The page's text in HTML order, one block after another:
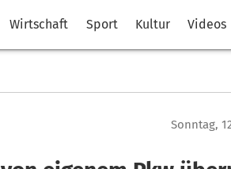
Wirtschaft Sport Kultur Videos
Sonntag,